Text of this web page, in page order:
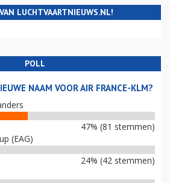
LUCHTVAARTNIEUWS.NL!
POLL
NAAM VOOR AIR FRANCE-KLM?
47% (81 stemmen)
(EAG)
24% (42 stemmen)